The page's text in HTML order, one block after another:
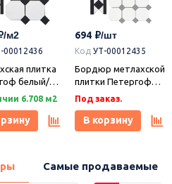
00012436
плитка
белый/
(001/013)
6.708 м2
694
Код УТ-00012435
Бордюр метлахской
плитки Петергоф
белый/черный
(001/013) 30,9х15,8,
Keramark (Керамарк)
Под заказ.
В корзину
Самые продаваемые